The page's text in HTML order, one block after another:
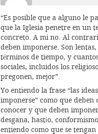
“Es posible que a alguno le
que la Iglesia penetre en un
concreto. A mi no. Al
deben imponerse. Son lentas,
términos de tiempo, y
sociales, incluidos los
pregonen, mejor”.
Yo entiendo la frase “las
imponerse” como que deben
conocer y que deben
desgana, hastío,
entiendo como que se